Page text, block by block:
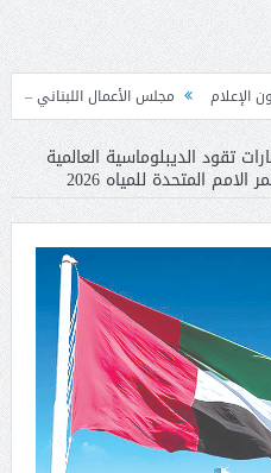
مجلس الأعمال اللبناني – السوري تابع
تقود الديبلوماسية العالمية
المتحدة للمياه 2026